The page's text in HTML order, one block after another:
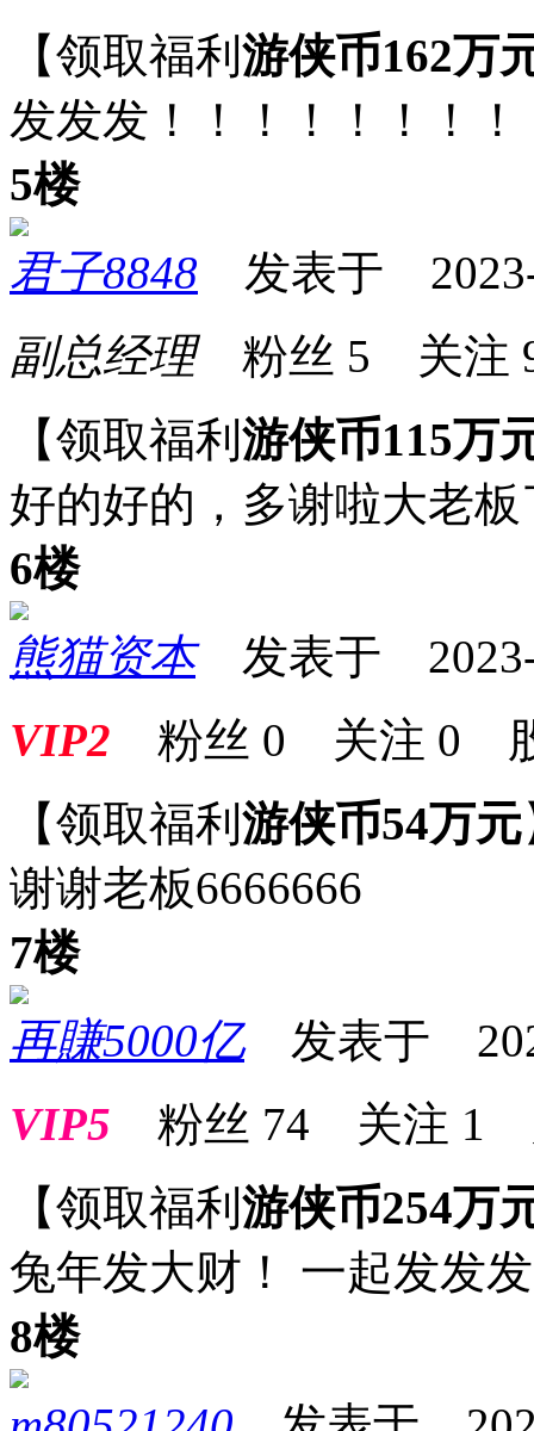
【领取福利 游侠币162万
发发发！！！！！！！！
5楼
君子8848 发表于 2023-
副总经理粉丝 5 关注
【领取福利 游侠币115万
好的好的，多谢啦大老
6楼
熊猫资本发表于 2023-
VIP2 粉丝 0 关注 0
【领取福利 游侠币54万元
谢谢老板6666666
7楼
再賺5000亿发表于
VIP5 粉丝 74 关注 1
【领取福利 游侠币254万
兔年发大财！ 一起发发发
8楼